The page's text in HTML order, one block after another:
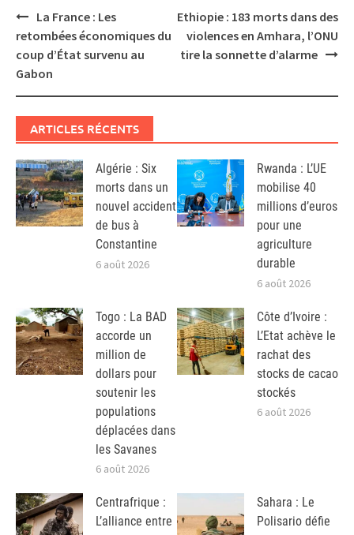
Post
navigation
La France : Les
retombées économiques du
coup d’État survenu au
Gabon
Ethiopie : 183 morts dans des
violences en Amhara, l’ONU
tire la sonnette d’alarme
ARTICLES RÉCENTS
Algérie : Six
morts dans un
nouvel accident
de bus à
Constantine
6 août 2026
Rwanda : L’UE
mobilise 40
millions d’euros
pour une
agriculture
durable
6 août 2026
Togo : La BAD
accorde un
million de
dollars pour
soutenir les
populations
déplacées dans
les Savanes
6 août 2026
Côte d’Ivoire :
L’Etat achève le
rachat des
stocks de cacao
stockés
6 août 2026
Centrafrique :
L’alliance entre
Sahara : Le
Polisario défie